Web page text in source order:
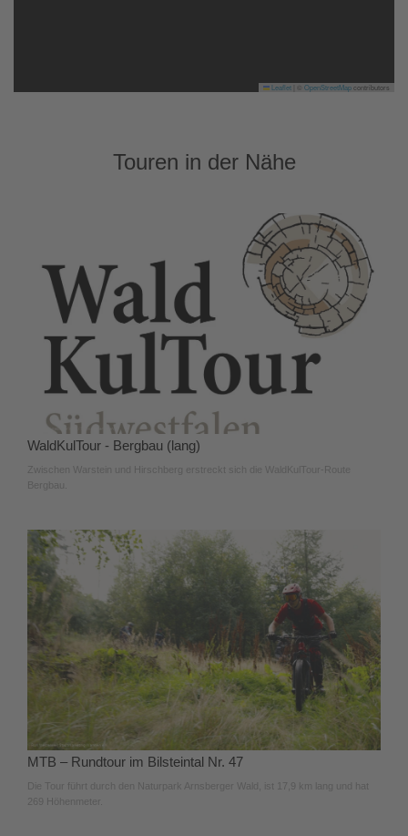
Leaflet OpenStreetMapcontributors
Touren in der Nähe
WaldKulTour - Bergbau (lang)
Zwischen Warstein und Hirschberg erstreckt sich die WaldKulTour-Route
Bergbau.
MTB – Rundtour im Bilsteintal Nr. 47
Die Tour führt durch den Naturpark Arnsberger Wald, ist 17,9 km lang und hat
269 Höhenmeter.